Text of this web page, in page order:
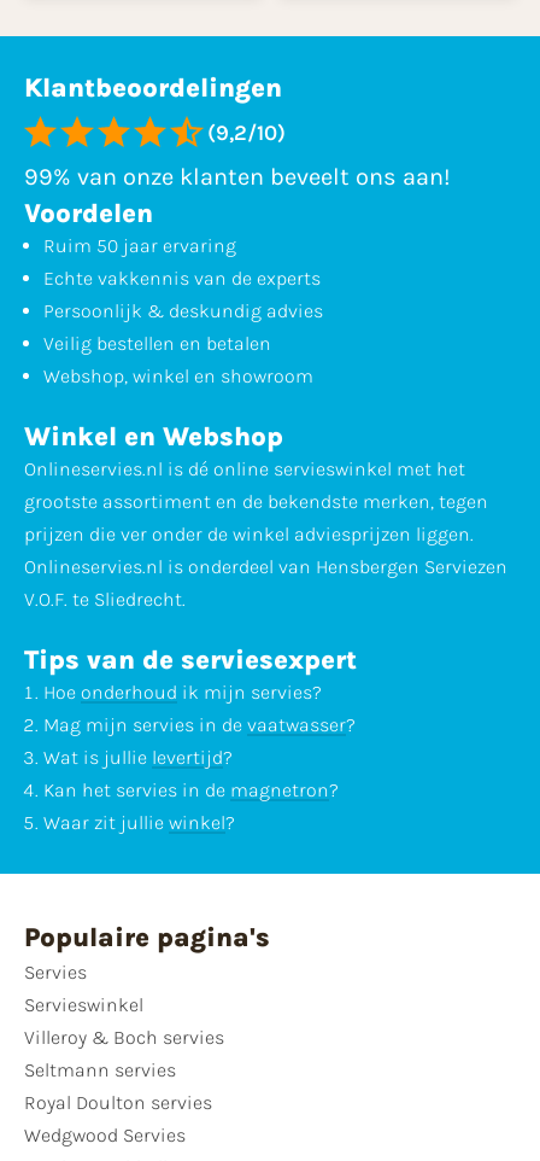
Klantbeoordelingen
(9,2/10)
99% van onze klanten beveelt ons aan!
Voordelen
Ruim 50 jaar ervaring
Echte vakkennis van de experts
Persoonlijk & deskundig advies
Veilig bestellen en betalen
Webshop, winkel en showroom
Winkel en Webshop
Onlineservies.nl is dé online servieswinkel met het
grootste assortiment en de bekendste merken, tegen
prijzen die ver onder de winkel adviesprijzen liggen.
Onlineservies.nl is onderdeel van Hensbergen Serviezen
V.O.F. te Sliedrecht.
Tips van de serviesexpert
Hoe onderhoud ik mijn servies?
Mag mijn servies in de vaatwasser?
Wat is jullie levertijd?
Kan het servies in de magnetron?
Waar zit jullie winkel?
Populaire pagina's
Servies
Servieswinkel
Villeroy & Boch servies
Seltmann servies
Royal Doulton servies
Wedgwood Servies